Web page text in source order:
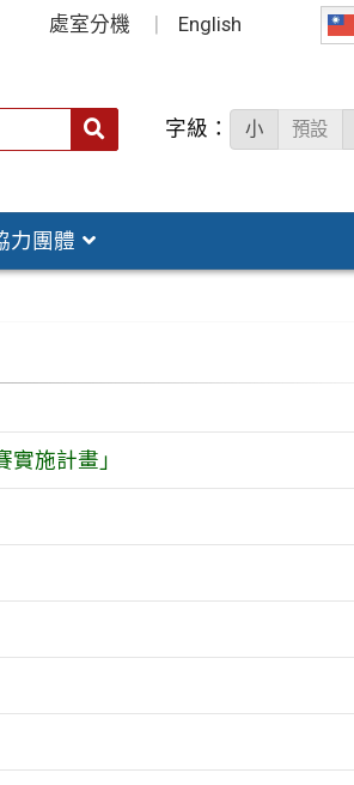
處室分機 English
字級： 小 預設
力團體
施計畫」